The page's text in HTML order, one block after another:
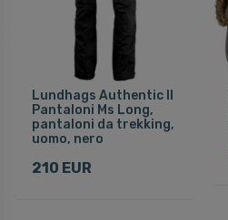
Lundhags Authentic II
Pantaloni Ms Long,
pantaloni da trekking,
uomo, nero
210 EUR